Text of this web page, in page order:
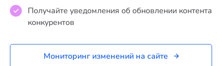
Получайте уведомления об обновлении контента
конкурентов
Мониторинг изменений на сайте